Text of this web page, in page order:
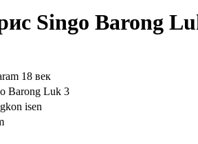
Singo Barong
18 век
Barong Luk 3
isen